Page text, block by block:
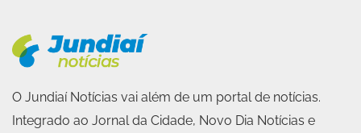
O Jundiaí Notícias vai além de um portal de notícias.
Integrado ao Jornal da Cidade, Novo Dia Notícias e